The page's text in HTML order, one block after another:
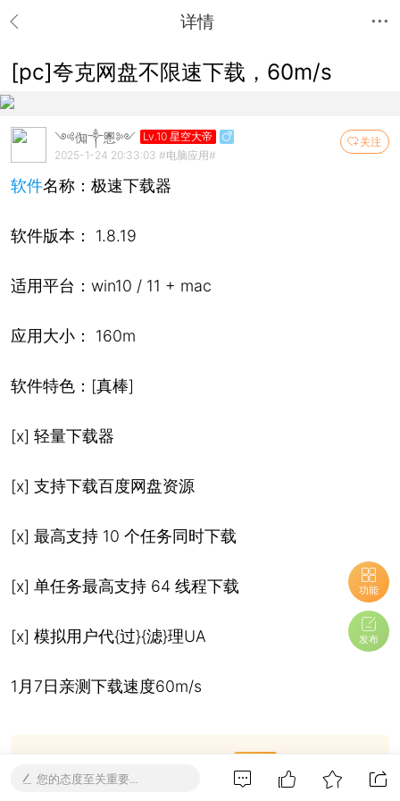
详情
[pc]夸克网盘不限速下载，60m/s
关注
༺倁༒慁༻ Lv.10 星空大帝
2025-1-24 20:33:03 #电脑应用#
软件名称：极速下载器
软件版本： 1.8.19
适用平台：win10 / 11 + mac
应用大小： 160m
软件特色：[真棒]
[x] 轻量下载器
[x] 支持下载百度网盘资源
[x] 最高支持 10 个任务同时下载
[x] 单任务最高支持 64 线程下载
[x] 模拟用户代{过}{滤}理UA
1月7日亲测下载速度60m/s
您的态度至关重要...
功能
发布